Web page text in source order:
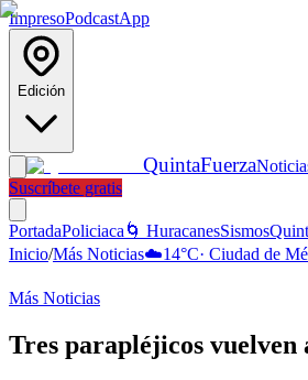
ImpresoPodcastApp
Edición
QuintaFuerza
Suscríbete gratis
PortadaPoliciaca 🌀 HuracanesSismos
Inicio/Más Noticias☁️14°C· Ciudad de
Más Noticias
Tres parapléjicos